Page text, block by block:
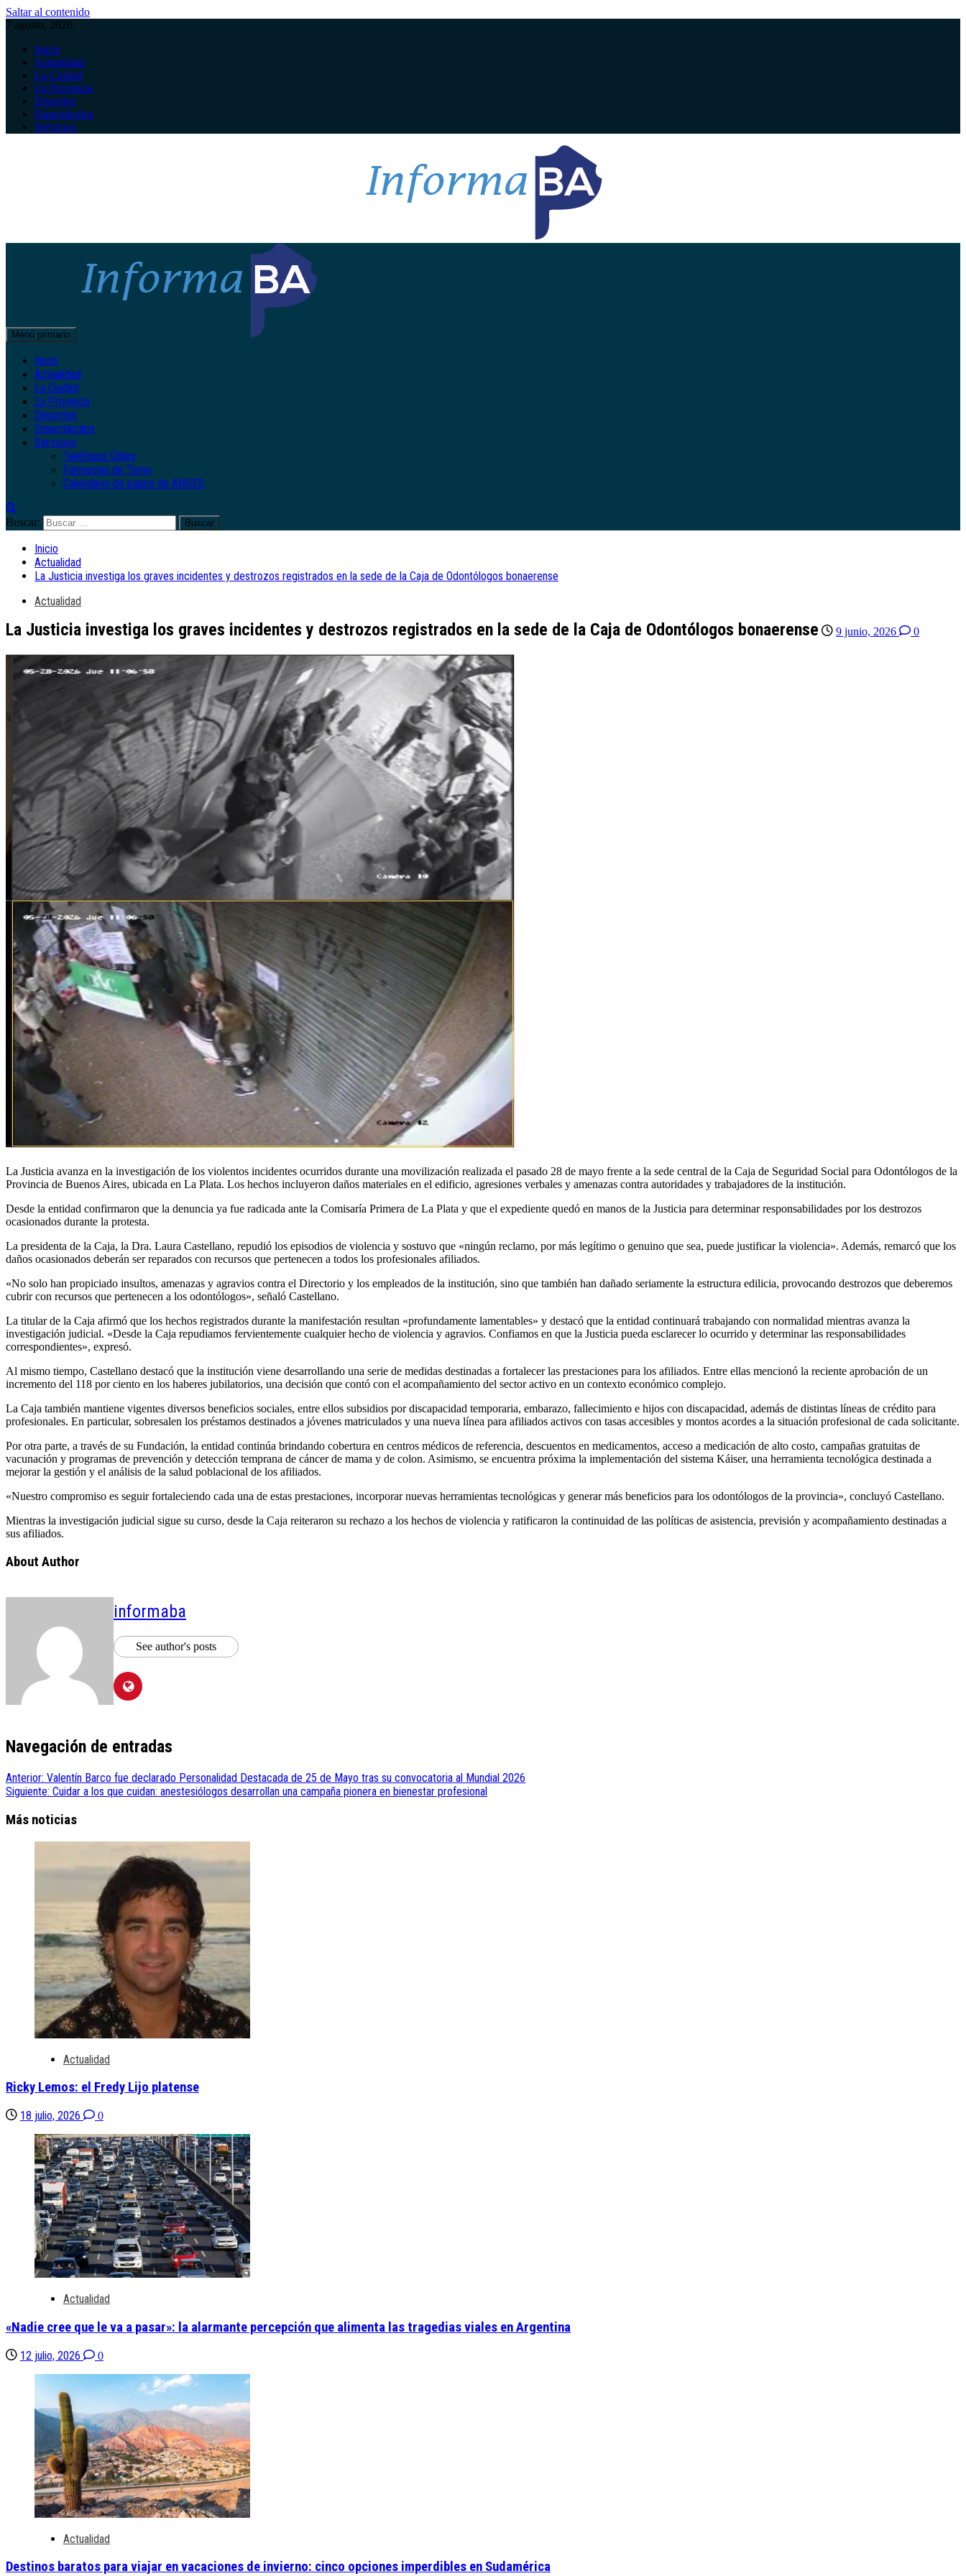
Saltar al contenido
7 agosto, 2026
Inicio
Actualidad
La Ciudad
La Provincia
Deportes
Espectáculos
Servicios
Menú primario
Inicio
Actualidad
La Ciudad
La Provincia
Deportes
Espectáculos
Servicios
Teléfonos Útiles
Farmacias de Turno
Calendario de pagos de ANSES
Buscar:
Inicio
Actualidad
La Justicia investiga los graves incidentes y destrozos registrados en la sede de la Caja de Odontólogos bonaerense
Actualidad
La Justicia investiga los graves incidentes y destrozos registrados en la sede de la Caja de Odontólogos bonaerense 9 junio, 2026 0
La Justicia avanza en la investigación de los violentos incidentes ocurridos durante una movilización realizada el pasado 28 de mayo frente a la sede central de la Caja de Seguridad Social para Odontólogos de la
Provincia de Buenos Aires, ubicada en La Plata. Los hechos incluyeron daños materiales en el edificio, agresiones verbales y amenazas contra autoridades y trabajadores de la institución.
Desde la entidad confirmaron que la denuncia ya fue radicada ante la Comisaría Primera de La Plata y que el expediente quedó en manos de la Justicia para determinar responsabilidades por los destrozos
ocasionados durante la protesta.
La presidenta de la Caja, la Dra. Laura Castellano, repudió los episodios de violencia y sostuvo que «ningún reclamo, por más legítimo o genuino que sea, puede justificar la violencia». Además, remarcó que los
daños ocasionados deberán ser reparados con recursos que pertenecen a todos los profesionales afiliados.
«No solo han propiciado insultos, amenazas y agravios contra el Directorio y los empleados de la institución, sino que también han dañado seriamente la estructura edilicia, provocando destrozos que deberemos
cubrir con recursos que pertenecen a los odontólogos», señaló Castellano.
La titular de la Caja afirmó que los hechos registrados durante la manifestación resultan «profundamente lamentables» y destacó que la entidad continuará trabajando con normalidad mientras avanza la
investigación judicial. «Desde la Caja repudiamos fervientemente cualquier hecho de violencia y agravios. Confiamos en que la Justicia pueda esclarecer lo ocurrido y determinar las responsabilidades
correspondientes», expresó.
Al mismo tiempo, Castellano destacó que la institución viene desarrollando una serie de medidas destinadas a fortalecer las prestaciones para los afiliados. Entre ellas mencionó la reciente aprobación de un
incremento del 118 por ciento en los haberes jubilatorios, una decisión que contó con el acompañamiento del sector activo en un contexto económico complejo.
La Caja también mantiene vigentes diversos beneficios sociales, entre ellos subsidios por discapacidad temporaria, embarazo, fallecimiento e hijos con discapacidad, además de distintas líneas de crédito para
profesionales. En particular, sobresalen los préstamos destinados a jóvenes matriculados y una nueva línea para afiliados activos con tasas accesibles y montos acordes a la situación profesional de cada solicitante.
Por otra parte, a través de su Fundación, la entidad continúa brindando cobertura en centros médicos de referencia, descuentos en medicamentos, acceso a medicación de alto costo, campañas gratuitas de
vacunación y programas de prevención y detección temprana de cáncer de mama y de colon. Asimismo, se encuentra próxima la implementación del sistema Káiser, una herramienta tecnológica destinada a
mejorar la gestión y el análisis de la salud poblacional de los afiliados.
«Nuestro compromiso es seguir fortaleciendo cada una de estas prestaciones, incorporar nuevas herramientas tecnológicas y generar más beneficios para los odontólogos de la provincia», concluyó Castellano.
Mientras la investigación judicial sigue su curso, desde la Caja reiteraron su rechazo a los hechos de violencia y ratificaron la continuidad de las políticas de asistencia, previsión y acompañamiento destinadas a
sus afiliados.
About Author
informaba
See author's posts
Navegación de entradas
Anterior: Valentín Barco fue declarado Personalidad Destacada de 25 de Mayo tras su convocatoria al Mundial 2026
Siguiente: Cuidar a los que cuidan: anestesiólogos desarrollan una campaña pionera en bienestar profesional
Más noticias
Actualidad
Ricky Lemos: el Fredy Lijo platense
18 julio, 2026 0
Actualidad
«Nadie cree que le va a pasar»: la alarmante percepción que alimenta las tragedias viales en Argentina
12 julio, 2026 0
Actualidad
Destinos baratos para viajar en vacaciones de invierno: cinco opciones imperdibles en Sudamérica